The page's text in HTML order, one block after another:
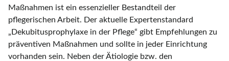
Maßnahmen ist ein essenzieller Bestandteil der
pflegerischen Arbeit. Der aktuelle Expertenstandard
„Dekubitusprophylaxe in der Pflege“ gibt Empfehlungen zu
präventiven Maßnahmen und sollte in jeder Einrichtung
vorhanden sein. Neben der Ätiologie bzw. den